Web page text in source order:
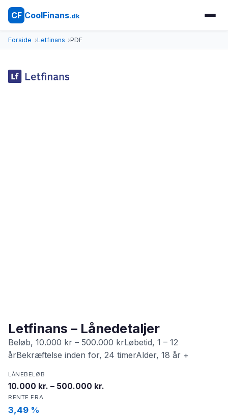
CF CoolFinans.dk
Forside Letfinans PDF
Letfinans – Lånedetaljer
Beløb, 10.000 kr – 500.000 krLøbetid, 1 – 12
årBekræftelse inden for, 24 timerAlder, 18 år +
LÅNEBELØB
10.000 kr. – 500.000 kr.
RENTE FRA
3,49 %